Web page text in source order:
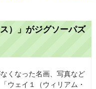
）」がジグソーパズ
くなった名画、写真など
ウェイ１（ウィリアム・